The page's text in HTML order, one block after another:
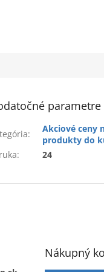
parametre
:
Akciové ceny
produkty do
: 24
Nákupný